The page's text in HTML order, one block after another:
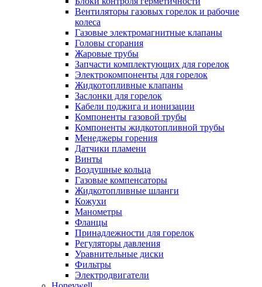
Вентиляторы газовых горелок и рабочие
колеса
Газовые электромагнитные клапаны
Головы сгорания
Жаровые трубы
Запчасти комплектующих для горелок
Электрокомпоненты для горелок
Жидкотопливные клапаны
Заслонки для горелок
Кабели поджига и ионизации
Компоненты газовой трубы
Компоненты жидкотопливной трубы
Менеджеры горения
Датчики пламени
Винты
Воздушные кольца
Газовые компенсаторы
Жидкотопливные шланги
Кожухи
Манометры
Фланцы
Принадлежности для горелок
Регуляторы давления
Уравнительные диски
Фильтры
Электродвигатели